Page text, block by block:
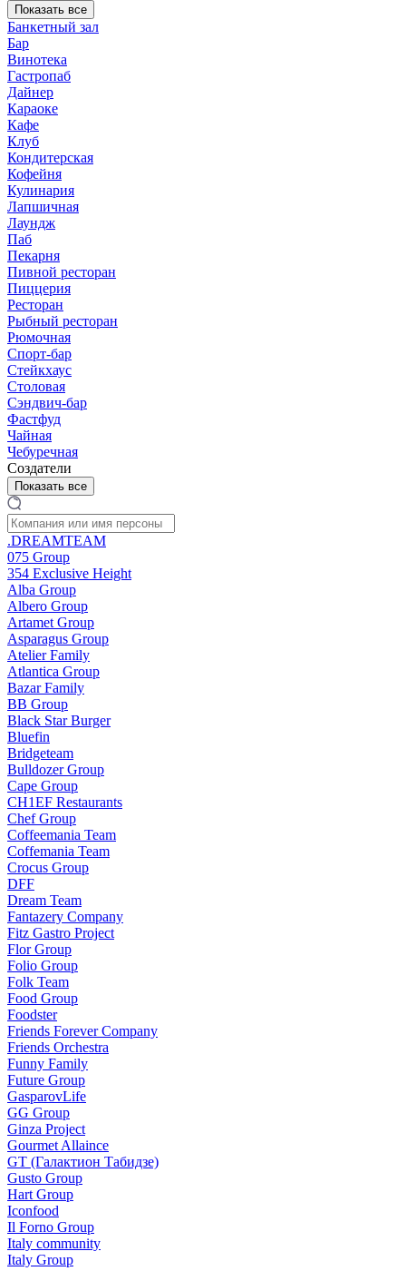
Показать все
Банкетный зал
Бар
Винотека
Гастропаб
Дайнер
Караоке
Кафе
Клуб
Кондитерская
Кофейня
Кулинария
Лапшичная
Лаундж
Паб
Пекарня
Пивной ресторан
Пиццерия
Ресторан
Рыбный ресторан
Рюмочная
Спорт-бар
Стейкхаус
Столовая
Сэндвич-бар
Фастфуд
Чайная
Чебуречная
Создатели
Показать все
.DREAMTEAM
075 Group
354 Exclusive Height
Alba Group
Albero Group
Artamet Group
Asparagus Group
Atelier Family
Atlantica Group
Bazar Family
BB Group
Black Star Burger
Bluefin
Bridgeteam
Bulldozer Group
Cape Group
CH1EF Restaurants
Chef Group
Coffeemania Team
Coffemania Team
Crocus Group
DFF
Dream Team
Fantazery Company
Fitz Gastro Project
Flor Group
Folio Group
Folk Team
Food Group
Foodster
Friends Forever Company
Friends Orchestra
Funny Family
Future Group
GasparovLife
GG Group
Ginza Project
Gourmet Allaince
GT (Галактион Табидзе)
Gusto Group
Hart Group
Iconfood
Il Forno Group
Italy community
Italy Group